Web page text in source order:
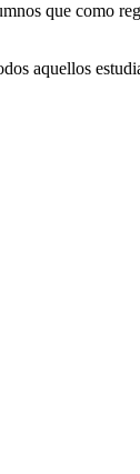
que como
aquellos